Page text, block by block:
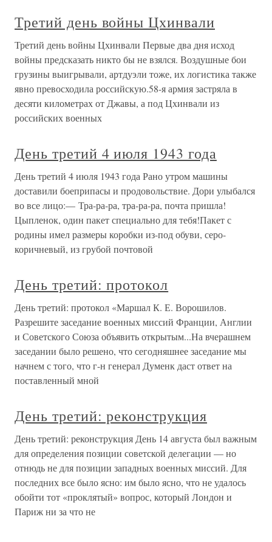
Третий день войны Цхинвали
Третий день войны Цхинвали Первые два дня исход
войны предсказать никто бы не взялся. Воздушные бои
грузины выигрывали, артдуэли тоже, их логистика также
явно превосходила российскую.58-я армия застряла в
десяти километрах от Джавы, а под Цхинвали из
российских военных
День третий 4 июля 1943 года
День третий 4 июля 1943 года Рано утром машины
доставили боеприпасы и продовольствие. Дори улыбался
во все лицо:— Тра-ра-ра, тра-ра-ра, почта пришла!
Цыпленок, один пакет специально для тебя!Пакет с
родины имел размеры коробки из-под обуви, серо-
коричневый, из грубой почтовой
День третий: протокол
День третий: протокол «Маршал К. Е. Ворошилов.
Разрешите заседание военных миссий Франции, Англии
и Советского Союза объявить открытым...На вчерашнем
заседании было решено, что сегодняшнее заседание мы
начнем с того, что г-н генерал Думенк даст ответ на
поставленный мной
День третий: реконструкция
День третий: реконструкция День 14 августа был важным
для определения позиции советской делегации — но
отнюдь не для позиции западных военных миссий. Для
последних все было ясно: им было ясно, что не удалось
обойти тот «проклятый» вопрос, который Лондон и
Париж ни за что не